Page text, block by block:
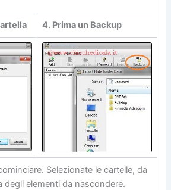
4. Prima un Backup
Selezionate le cartelle, da
degli elementi da nascondere.